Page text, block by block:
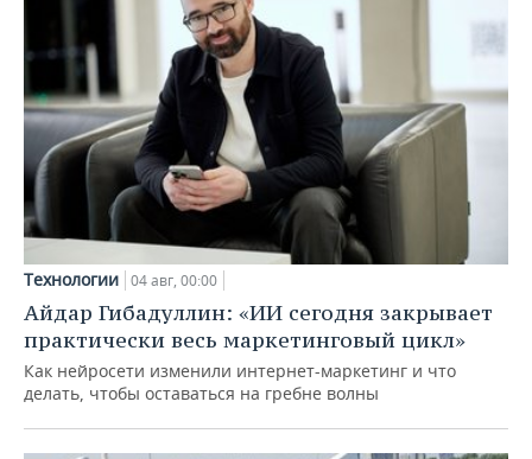
Технологии 04 авг, 00:00
Айдар Гибадуллин: «ИИ сегодня закрывает
практически весь маркетинговый цикл»
Как нейросети изменили интернет-маркетинг и что
делать, чтобы оставаться на гребне волны